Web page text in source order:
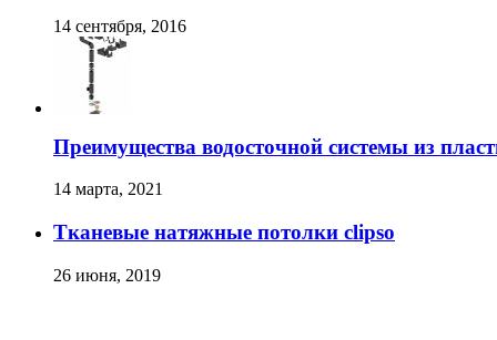
14 сентября, 2016
Преимущества водосточной системы из
14 марта, 2021
Тканевые натяжные потолки clipso
26 июня, 2019